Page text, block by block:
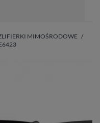
MIMOŚRODOWE